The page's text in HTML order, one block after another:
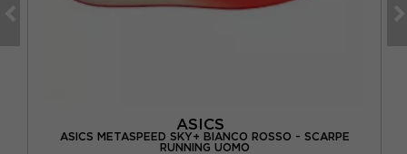
ASICS
ASICS METASPEED SKY+ BIANCO ROSSO - SCARPE
RUNNING UOMO